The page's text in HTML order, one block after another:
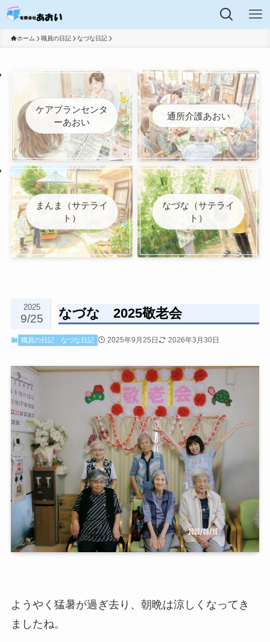
ホーム 職員の日記 なづな日記
ケアプランセンタ
ーあおい
通所介護あおい
まんま（サテライ
ト）
なづな（サテライ
ト）
なづな 2025敬老会
2025
9/25
職員の日記 なづな日記 2025年9月25日 2026年3月30日
ようやく猛暑が過ぎ去り、朝晩は涼しくなってき
ましたね。